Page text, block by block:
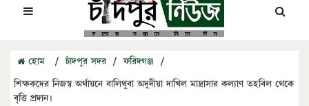
হোম / চাঁদপুর সদর / ফরিদগঞ্জ /
শিক্ষকদের নিজস্ব অর্থায়নে বালিথুবা অদুদীয়া দাখিল মাদ্রাসার কল্যাণ তহবিল থেকে
বৃত্তি প্রদান।